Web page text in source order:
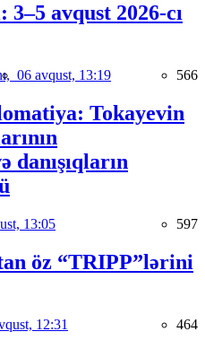
avqust 2026-cı
06 avqust, 13:19 566
Tokayevin
danışıqların
13:05 597
öz “TRIPP”lərini
12:31 464